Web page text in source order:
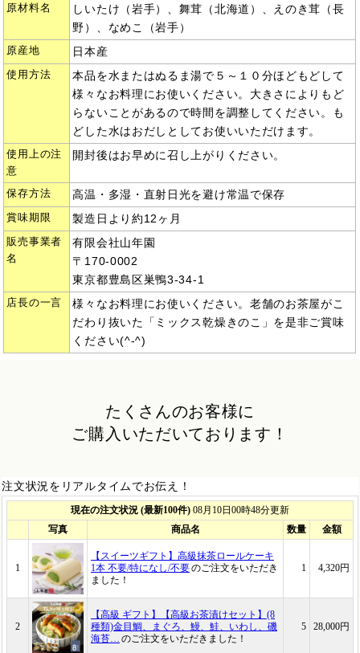
原材料名
しいたけ（岩手）、舞茸（北海道）、えのき茸（長
野）、なめこ（岩手）
原産地 日本産
使用方法
本品を水またはぬるま湯で５～１０分ほどもどして
様々なお料理にお使いください。大きさによりもど
らないことがあるので時間を調整してください。も
どした水はおだしとしてお使いいただけます。
使用上の注
意
開封後はお早めに召し上がりください。
保存方法 高温・多湿・直射日光を避け常温で保存
賞味期限 製造日より約12ヶ月
販売事業者
名
有限会社山年園
〒170-0002
東京都豊島区巣鴨3-34-1
店長の一言
様々なお料理にお使いください。老舗のお茶屋がこ
だわり抜いた「ミックス乾燥きのこ」を是非ご賞味
ください(^-^)
たくさんのお客様に
ご購入いただいております！
注文状況をリアルタイムでお伝え！